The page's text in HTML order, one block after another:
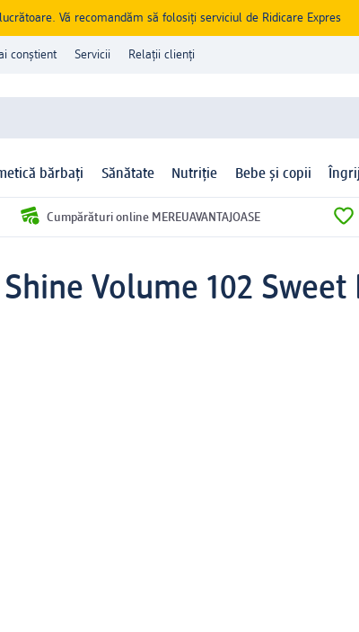
Vă recomandăm să folosiți serviciul de Ridicare Expres
conștient Servicii Relații clienți
bărbați Sănătate Nutriție Bebe și copii
Cumpărături online MEREUAVANTAJOASE
Volume 102